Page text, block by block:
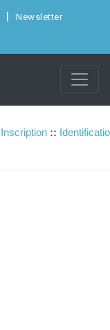
Newsletter
Inscription ::